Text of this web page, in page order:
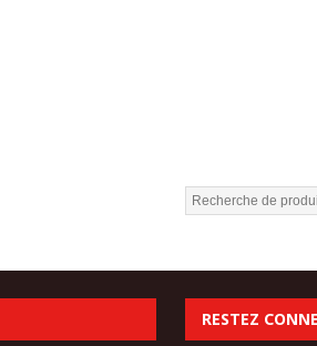
RESTEZ